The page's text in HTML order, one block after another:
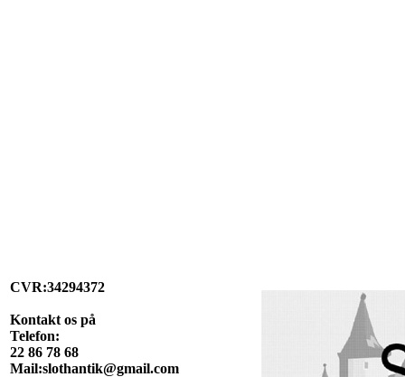
CVR:34294372
Kontakt os på
Telefon:
22 86 78 68
Mail:slothantik@gmail.com